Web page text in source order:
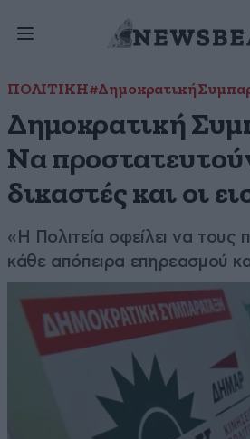
ΠΟΛΙΤΙΚΗ#Δημοκρατική
Δημοκρατική
Να
δικαστές και οι
«Η Πολιτεία οφείλει να τους
κάθε απόπειρα επηρεασμού